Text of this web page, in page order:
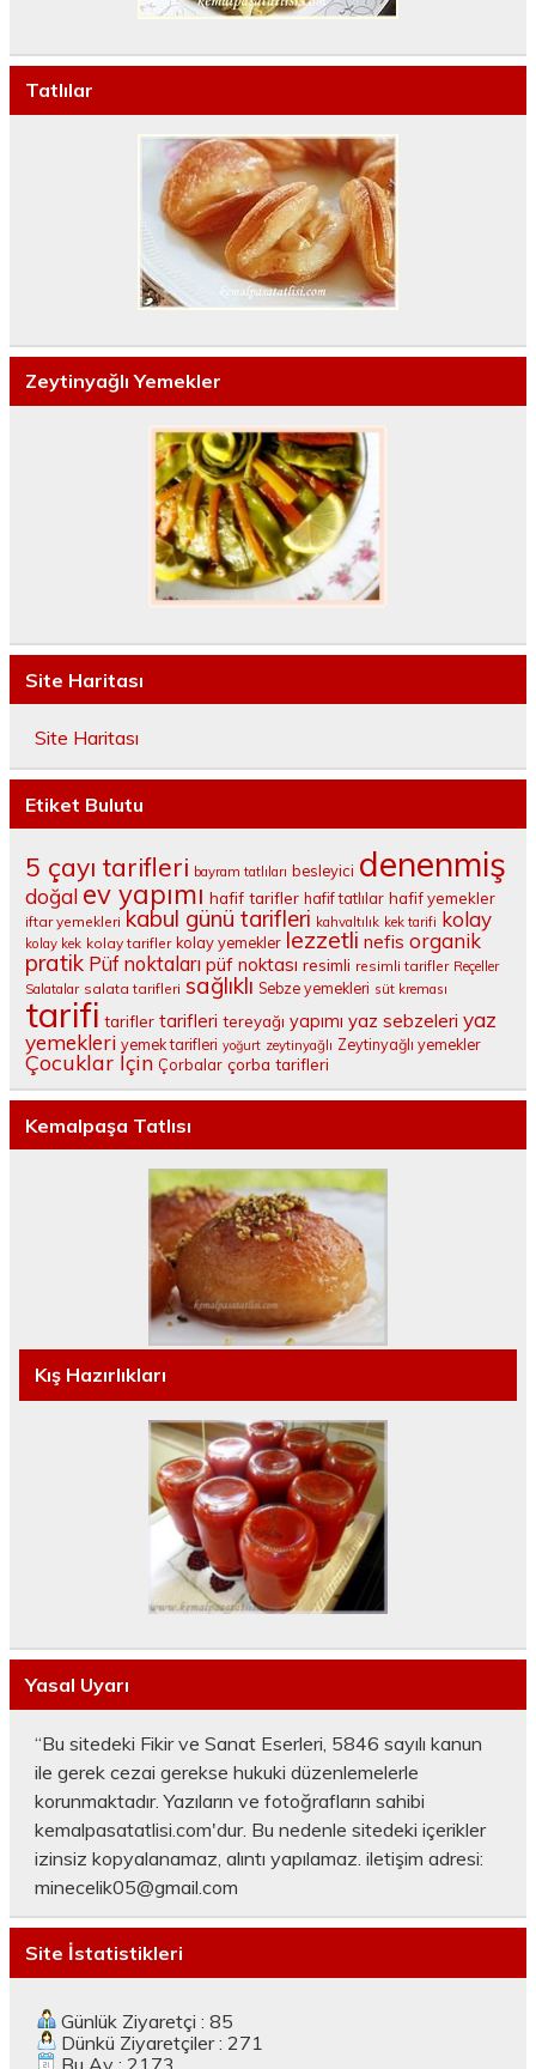
Tatlılar
Zeytinyağlı Yemekler
Site Haritası
Site Haritası
Etiket Bulutu
5 çayı tarifleri bayram tatlıları besleyici denenmiş
doğal ev yapımı hafif tarifler hafif tatlılar hafif yemekler
iftar yemekleri kabul günü tarifleri kahvaltılık kek tarifi kolay
kolay kek kolay tarifler kolay yemekler lezzetli nefis organik
pratik Püf noktaları püf noktası resimli resimli tarifler Reçeller
Salatalar salata tarifleri sağlıklı Sebze yemekleri süt kreması
tarifi tarifler tarifleri tereyağı yapımı yaz sebzeleri yaz
yemekleri yemek tarifleri yoğurt zeytinyağlı Zeytinyağlı yemekler
Çocuklar İçin Çorbalar çorba tarifleri
Kemalpaşa Tatlısı
Kış Hazırlıkları
Yasal Uyarı
“Bu sitedeki Fikir ve Sanat Eserleri, 5846 sayılı kanun
ile gerek cezai gerekse hukuki düzenlemelerle
korunmaktadır. Yazıların ve fotoğrafların sahibi
kemalpasatatlisi.com'dur. Bu nedenle sitedeki içerikler
izinsiz kopyalanamaz, alıntı yapılamaz. iletişim adresi:
minecelik05@gmail.com
Site İstatistikleri
Günlük Ziyaretçi : 85
Dünkü Ziyaretçiler : 271
Bu Ay : 2173